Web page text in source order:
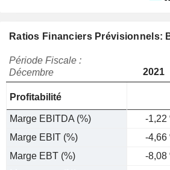
Ratios Financiers Prévisionnels:
Période Fiscale :
Décembre
2021
Profitabilité
Marge EBITDA (%) -1,22
Marge EBIT (%)
-4,66
Marge EBT (%)
-8,08